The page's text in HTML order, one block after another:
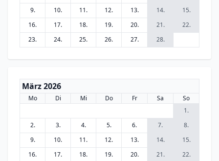
9.
10. 11. 12. 13. 14.
15.
16.
17. 18. 19. 20. 21.
22.
23.
24. 25. 26. 27. 28.
März 2026
Mo Di Mi Do Fr Sa
So
1.
2.
3. 4. 5. 6. 7.
8.
9.
10. 11. 12. 13. 14.
15.
16.
17. 18. 19. 20. 21.
22.